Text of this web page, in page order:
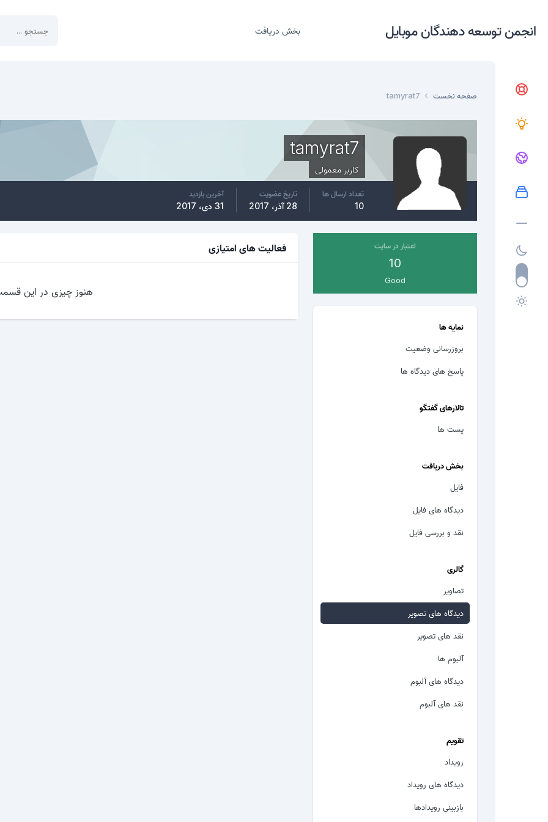
انجمن توسعه دهندگان موبایل بخش دریافت
صفحه نخست tamyrat7
tamyrat7
کاربر معمولی
تعداد ارسال ها
10
تاریخ عضویت
28 آذر، 2017
آخرین بازدید
31 دی، 2017
اعتبار در سایت
10
Good
نمایه ها
بروزرسانی وضعیت
پاسخ های دیدگاه ها
تالارهای گفتگو
پست ها
بخش دریافت
فایل
دیدگاه های فایل
نقد و بررسی فایل
گالری
تصاویر
دیدگاه های تصویر
نقد های تصویر
آلبوم ها
دیدگاه های آلبوم
نقد های آلبوم
تقویم
رویداد
دیدگاه های رویداد
بازبینی رویدادها
فعالیت های امتیازی
هنوز چیزی در این